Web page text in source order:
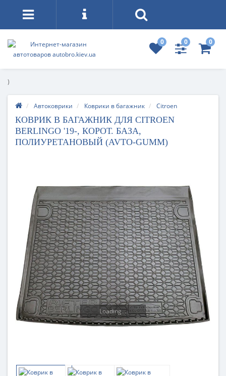
0 0 0
)
Автоковрики Коврики в багажник Citroen
КОВРИК В БАГАЖНИК ДЛЯ CITROEN
BERLINGO '19-, КОРОТ. БАЗА,
ПОЛИУРЕТАНОВЫЙ (AVTO-GUMM)
Loading...